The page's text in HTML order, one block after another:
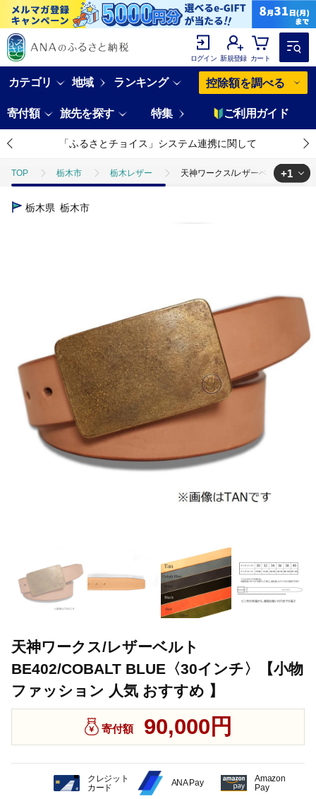
ログイン 新規登録 カート
カテゴリ 地域 ランキング 控除額を調べる
寄付額 旅先を探す 特集 ご利用ガイド
「ふるさとチョイス」システム連携に関して
TOP 栃木市 栃木レザー 天神ワークス/レザーベルト
TOP
+1
栃木県 栃木市
天神ワークス/レザーベルト
BE402/COBALT BLUE〈30インチ〉【小物
ファッション 人気 おすすめ 】
寄付額 90,000円
クレジット
カード
ANA Pay
Amazon
Pay